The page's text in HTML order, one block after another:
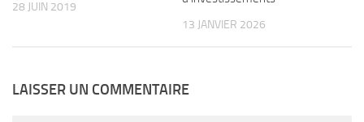
28 JUIN 2019
13 JANVIER 2026
LAISSER UN COMMENTAIRE